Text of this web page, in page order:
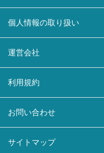
個人情報の取り扱い
運営会社
利用規約
お問い合わせ
サイトマップ